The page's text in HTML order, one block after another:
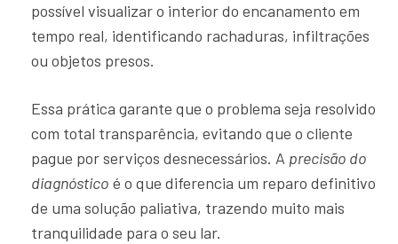
possível visualizar o interior do encanamento em
tempo real, identificando rachaduras, infiltrações
ou objetos presos.
Essa prática garante que o problema seja resolvido
com total transparência, evitando que o cliente
pague por serviços desnecessários. A precisão do
diagnóstico é o que diferencia um reparo definitivo
de uma solução paliativa, trazendo muito mais
tranquilidade para o seu lar.